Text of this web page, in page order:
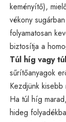
keményítő),
vékony
folyamatosan
biztosítja a
Túl híg vagy
sűrítőanyagok
Kezdjünk
Ha túl híg
hideg